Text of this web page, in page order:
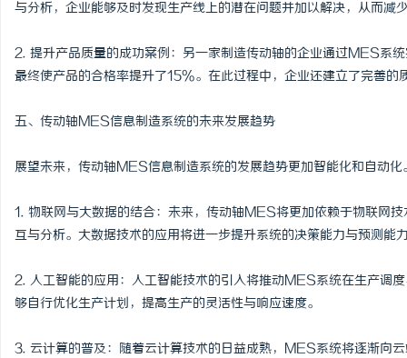
与分析，企业能够及时发现生产线上的潜在问题并加以解决，从而减
2. 提升产品质量的成功案例：另一家制造传动轴的企业通过MES系
最终使产品的合格率提升了15%。在此过程中，企业还建立了完善的
五、传动轴MES信息制造系统的未来发展趋势
展望未来，传动轴MES信息制造系统的发展趋势更加智能化和自动化
1. 物联网与大数据的结合：未来，传动轴MES将更加依赖于物联网
互与分析。大数据技术的应用将进一步提升系统的决策能力与预测能
2. 人工智能的应用：人工智能技术的引入将推动MES系统在生产调
够自行优化生产计划，提高生产的灵活性与响应速度。
3. 云计算的普及：随着云计算技术的日益成熟，MES系统将逐渐向